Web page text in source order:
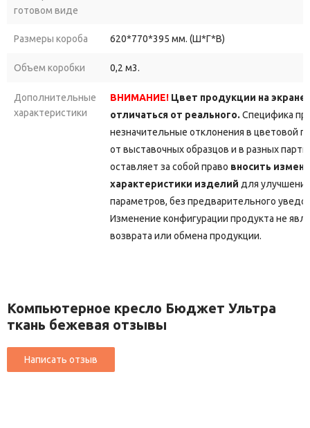
готовом виде
Размеры короба 620*770*395 мм. (Ш*Г*В)
Объем коробки 0,2 м3.
Дополнительные
характеристики
ВНИМАНИЕ! Цвет продукции на
отличаться от реального. Специфика
незначительные отклонения в цветовой
от выставочных образцов и в разных
оставляет за собой право вносить
характеристики изделий для
параметров, без предварительного
Изменение конфигурации продукта не
возврата или обмена продукции.
Компьютерное кресло Бюджет Ультра
ткань бежевая отзывы